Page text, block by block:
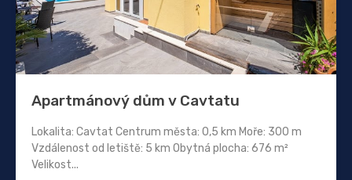
Apartmánový dům v Cavtatu
Lokalita: Cavtat Centrum města: 0,5 km Moře: 300 m
Vzdálenost od letiště: 5 km Obytná plocha: 676 m²
Velikost...